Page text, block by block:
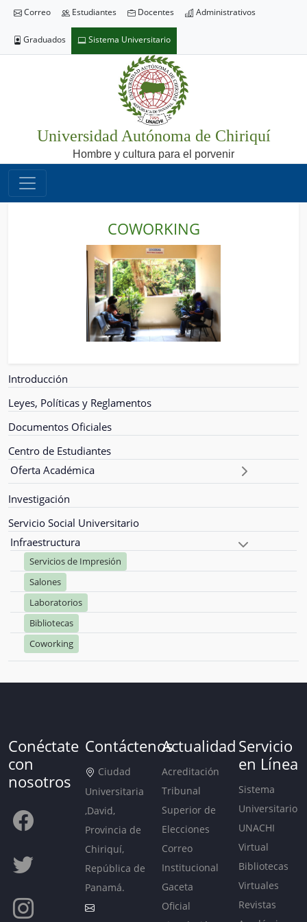
Correo Estudiantes Docentes Administrativos
Graduados Sistema Universitario
Universidad Autónoma de Chiriquí
Hombre y cultura para el porvenir
Introducción
Leyes, Políticas y Reglamentos
Documentos Oficiales
Centro de Estudiantes
Oferta Académica
Investigación
Servicio Social Universitario
Infraestructura
Servicios de Impresión
Salones
Laboratorios
Bibliotecas
Coworking
COWORKING
Conéctate
con
nosotros
Contáctenos
Ciudad
Universitaria
,David,
Provincia de
Chiriquí,
República de
Panamá.
Actualidad
Acreditación
Tribunal
Superior de
Elecciones
Correo
Institucional
Gaceta
Oficial
Servicio
en Línea
Sistema
Universitario
UNACHI
Virtual
Bibliotecas
Virtuales
Revistas